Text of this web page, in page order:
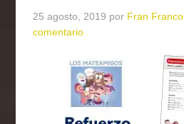
25 agosto, 2019 por Fran Franco
comentario